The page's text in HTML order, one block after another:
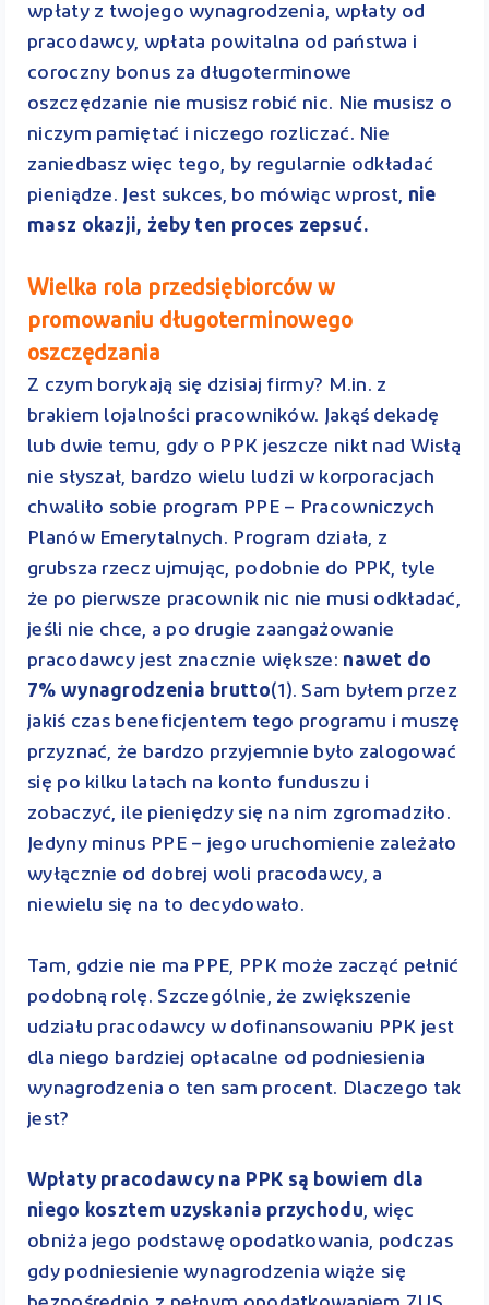
wpłaty z twojego wynagrodzenia, wpłaty od
pracodawcy, wpłata powitalna od państwa i
coroczny bonus za długoterminowe
oszczędzanie nie musisz robić nic. Nie musisz o
niczym pamiętać i niczego rozliczać. Nie
zaniedbasz więc tego, by regularnie odkładać
pieniądze. Jest sukces, bo mówiąc wprost, nie
masz okazji, żeby ten proces zepsuć.
Wielka rola przedsiębiorców w
promowaniu długoterminowego
oszczędzania
Z czym borykają się dzisiaj firmy? M.in. z
brakiem lojalności pracowników. Jakąś dekadę
lub dwie temu, gdy o PPK jeszcze nikt nad Wisłą
nie słyszał, bardzo wielu ludzi w korporacjach
chwaliło sobie program PPE – Pracowniczych
Planów Emerytalnych. Program działa, z
grubsza rzecz ujmując, podobnie do PPK, tyle
że po pierwsze pracownik nic nie musi odkładać,
jeśli nie chce, a po drugie zaangażowanie
pracodawcy jest znacznie większe: nawet do
7% wynagrodzenia brutto(1). Sam byłem przez
jakiś czas beneficjentem tego programu i muszę
przyznać, że bardzo przyjemnie było zalogować
się po kilku latach na konto funduszu i
zobaczyć, ile pieniędzy się na nim zgromadziło.
Jedyny minus PPE – jego uruchomienie zależało
wyłącznie od dobrej woli pracodawcy, a
niewielu się na to decydowało.
Tam, gdzie nie ma PPE, PPK może zacząć pełnić
podobną rolę. Szczególnie, że zwiększenie
udziału pracodawcy w dofinansowaniu PPK jest
dla niego bardziej opłacalne od podniesienia
wynagrodzenia o ten sam procent. Dlaczego tak
jest?
Wpłaty pracodawcy na PPK są bowiem dla
niego kosztem uzyskania przychodu, więc
obniża jego podstawę opodatkowania, podczas
gdy podniesienie wynagrodzenia wiąże się